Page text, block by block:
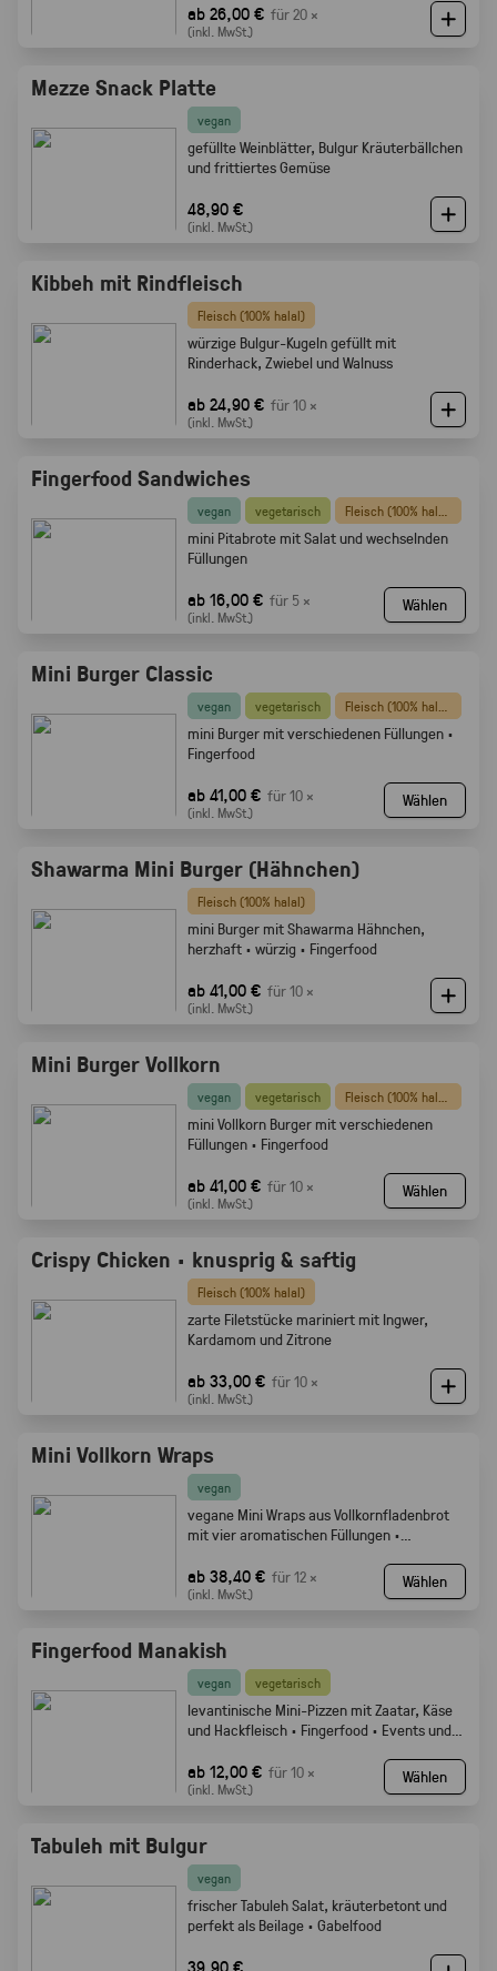
ab 26,00 € für 20 ×
(inkl. MwSt.)
Mezze Snack Platte
vegan
gefüllte Weinblätter, Bulgur Kräuterbällchen
und frittiertes Gemüse
48,90 €
(inkl. MwSt.)
Kibbeh mit Rindfleisch
Fleisch (100% halal)
würzige Bulgur-Kugeln gefüllt mit
Rinderhack, Zwiebel und Walnuss
ab 24,90 € für 10 ×
(inkl. MwSt.)
Fingerfood Sandwiches
vegan vegetarisch
mini Pitabrote mit Salat und wechselnden
Füllungen
ab 16,00 € für 5 ×
(inkl. MwSt.)
Wählen
Mini Burger Classic
vegan vegetarisch
mini Burger mit verschiedenen Füllungen ·
Fingerfood
ab 41,00 € für 10 ×
(inkl. MwSt.)
Wählen
Shawarma Mini Burger (Hähnchen)
Fleisch (100% halal)
mini Burger mit Shawarma Hähnchen,
herzhaft · würzig · Fingerfood
ab 41,00 € für 10 ×
(inkl. MwSt.)
Mini Burger Vollkorn
vegan vegetarisch
mini Vollkorn Burger mit verschiedenen
Füllungen · Fingerfood
ab 41,00 € für 10 ×
(inkl. MwSt.)
Wählen
Crispy Chicken · knusprig & saftig
Fleisch (100% halal)
zarte Filetstücke mariniert mit Ingwer,
Kardamom und Zitrone
ab 33,00 € für 10 ×
(inkl. MwSt.)
Mini Vollkorn Wraps
vegan
vegane Mini Wraps aus Vollkornfladenbrot
mit vier aromatischen Füllungen ·
ab 38,40 € für 12 ×
(inkl. MwSt.)
Wählen
Fingerfood Manakish
vegan vegetarisch
levantinische Mini-Pizzen mit Zaatar, Käse
und Hackfleisch · Fingerfood · Events und
ab 12,00 € für 10 ×
(inkl. MwSt.)
Wählen
Tabuleh mit Bulgur
vegan
frischer Tabuleh Salat, kräuterbetont und
perfekt als Beilage · Gabelfood
39,90 €